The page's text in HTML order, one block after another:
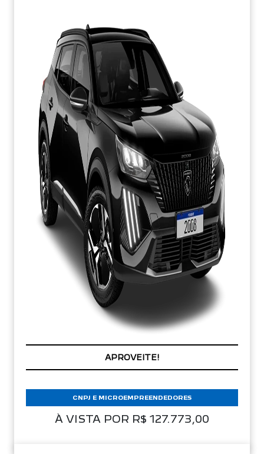
PREÇOS REDUZIDOS
À VISTA POR R$ 127.773,00
CNPJ E MICROEMPREENDEDORES